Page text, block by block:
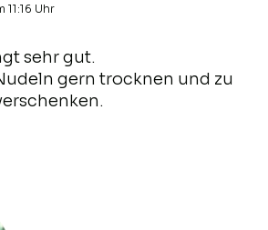
11:16 Uhr
sehr gut.
gern trocknen und zu